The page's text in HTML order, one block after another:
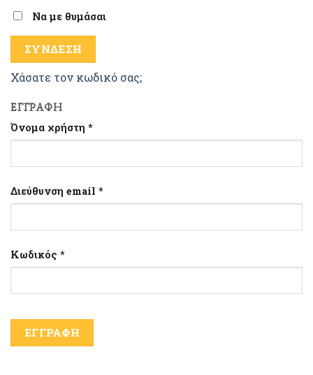
Να με θυμάσαι
ΣΎΝΔΕΣΗ
Χάσατε τον κωδικό σας;
ΕΓΓΡΑΦΉ
Όνομα χρήστη *
Διεύθυνση email *
Κωδικός *
ΕΓΓΡΑΦΉ